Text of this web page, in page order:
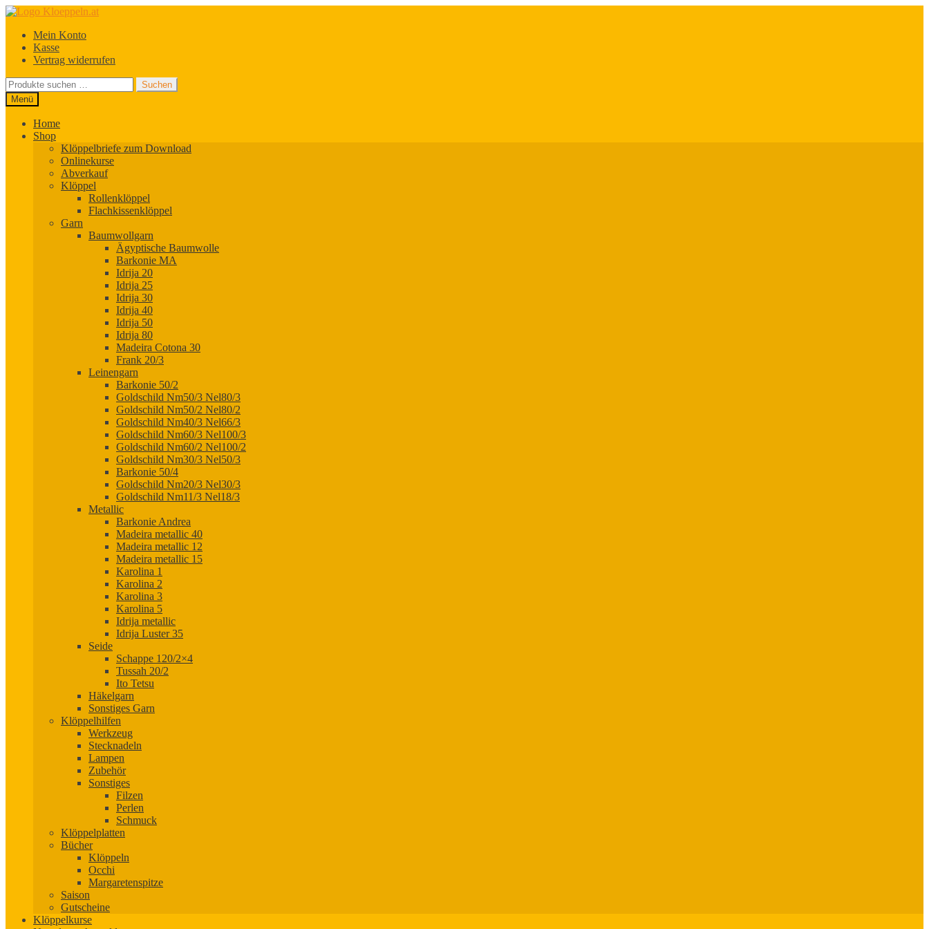
Zur
springen
Zum
springenMein Konto
Kasse
Vertrag widerrufen
Suchen
nach:
Suchen
Menü
Home
Shop
Klöppelbriefe zum Download
Onlinekurse
Abverkauf
Klöppel
Rollenklöppel
Flachkissenklöppel
Garn
Baumwollgarn
Ägyptische Baumwolle
Barkonie MA
Idrija 20
Idrija 25
Idrija 30
Idrija 40
Idrija 50
Idrija 80
Madeira Cotona 30
Frank 20/3
Leinengarn
Barkonie 50/2
Goldschild Nm50/3 Nel80/3
Goldschild Nm50/2 Nel80/2
Goldschild Nm40/3 Nel66/3
Goldschild Nm60/3 Nel100/3
Goldschild Nm60/2 Nel100/2
Goldschild Nm30/3 Nel50/3
Barkonie 50/4
Goldschild Nm20/3 Nel30/3
Goldschild Nm11/3 Nel18/3
Metallic
Barkonie Andrea
Madeira metallic 40
Madeira metallic 12
Madeira metallic 15
Karolina 1
Karolina 2
Karolina 3
Karolina 5
Idrija metallic
Idrija Luster 35
Seide
Schappe 120/2×4
Tussah 20/2
Ito Tetsu
Häkelgarn
Sonstiges Garn
Klöppelhilfen
Werkzeug
Stecknadeln
Lampen
Zubehör
Sonstiges
Filzen
Perlen
Schmuck
Klöppelplatten
Bücher
Klöppeln
Occhi
Margaretenspitze
Saison
Gutscheine
Klöppelkurse